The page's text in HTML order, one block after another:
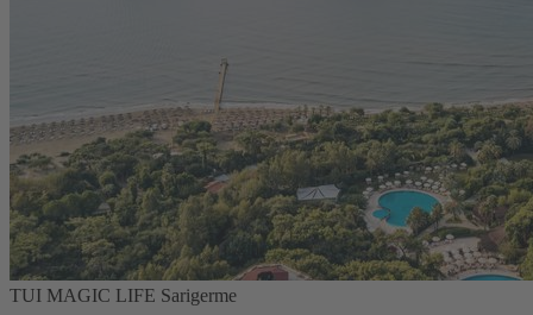
TUI MAGIC LIFE Sarigerme